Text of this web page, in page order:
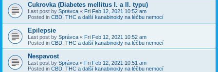
Cukrovka (Diabetes mellitus I. a II. typu)
Last post by Správca « Fri Feb 12, 2021 10:52 am
Posted in CBD, THC a další kanabinoidy na léčbu nemocí
Epilepsie
Last post by Správca « Fri Feb 12, 2021 10:52 am
Posted in CBD, THC a další kanabinoidy na léčbu nemocí
Nespavost
Last post by Správca « Fri Feb 12, 2021 10:51 am
Posted in CBD, THC a další kanabinoidy na léčbu nemocí